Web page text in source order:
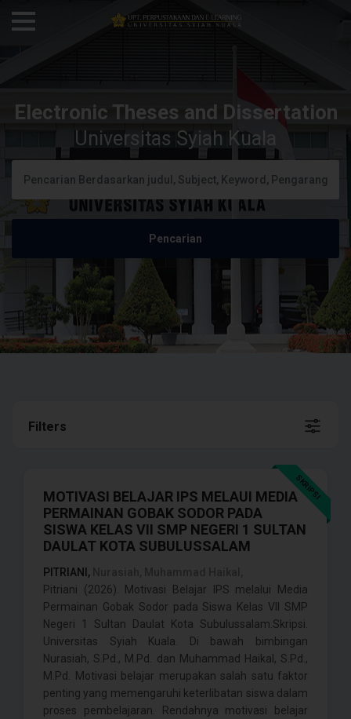
Electronic Theses and Dissertation
Universitas Syiah Kuala
Filters
SKRIPSI
MOTIVASI BELAJAR IPS MELAUI MEDIA
PERMAINAN GOBAK SODOR PADA
SISWA KELAS VII SMP NEGERI 1 SULTAN
DAULAT KOTA SUBULUSSALAM
PITRIANI,
Pitriani (2026). Motivasi Belajar IPS melalui Media
Permainan Gobak Sodor pada Siswa Kelas VII SMP
Negeri 1 Sultan Daulat Kota Subulussalam.Skripsi.
Universitas Syiah Kuala. Di bawah bimbingan
Nurasiah, S.Pd., M.Pd. dan Muhammad Haikal, S.Pd.,
M.Pd. Motivasi belajar merupakan salah satu faktor
penting yang memengaruhi keterlibatan siswa dalam
proses pembelajaran. Rendahnya motivasi belajar